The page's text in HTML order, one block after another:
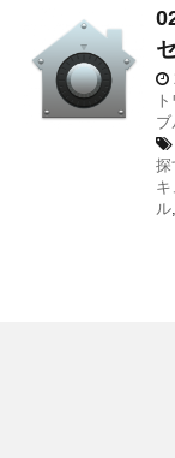
探
キ
ル,